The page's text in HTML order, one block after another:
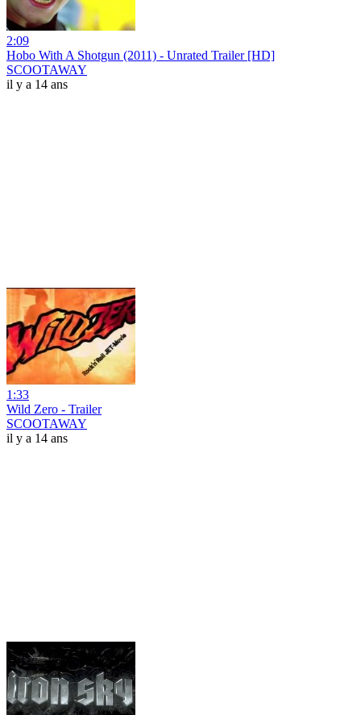
2:09
Hobo With A Shotgun (2011) - Unrated Trailer [HD]
SCOOTAWAY
il y a 14 ans
1:33
Wild Zero - Trailer
SCOOTAWAY
il y a 14 ans